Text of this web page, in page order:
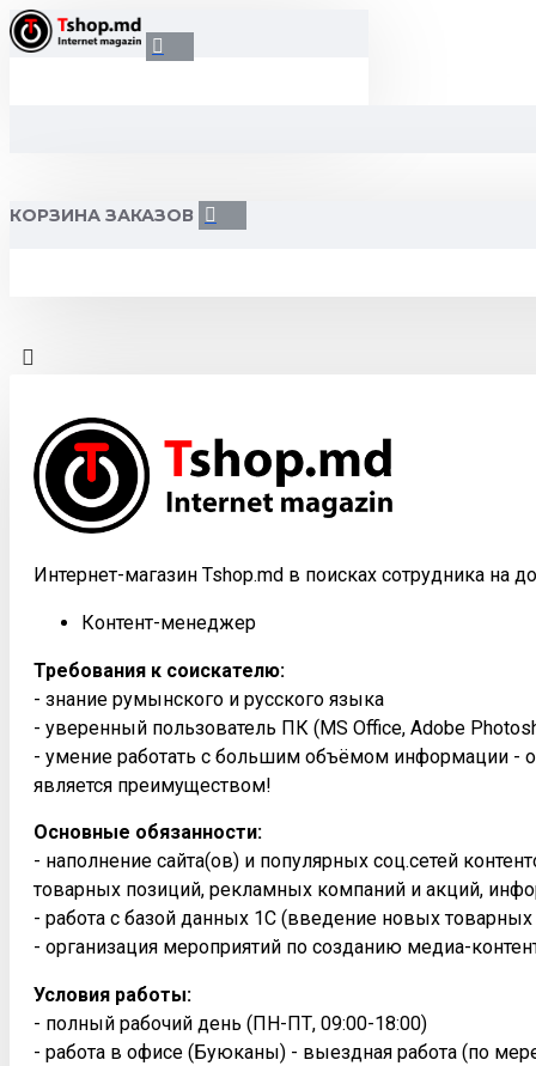
КОРЗИНА ЗАКАЗОВ
Интернет-магазин Tshop.md в поисках сотрудника на
Контент-менеджер
Требования к соискателю:
- знание румынского и русского языка
- уверенный пользователь ПК (MS Office, Adobe
- умение работать с большим объёмом информации -
является преимуществом!
Основные обязанности:
- наполнение сайта(ов) и популярных соц.сетей
товарных позиций, рекламных компаний и акций,
- работа с базой данных 1С (введение новых
- организация мероприятий по созданию медиа-
Условия работы:
- полный рабочий день (ПН-ПТ, 09:00-18:00)
- работа в офисе (Буюканы) - выездная работа (по